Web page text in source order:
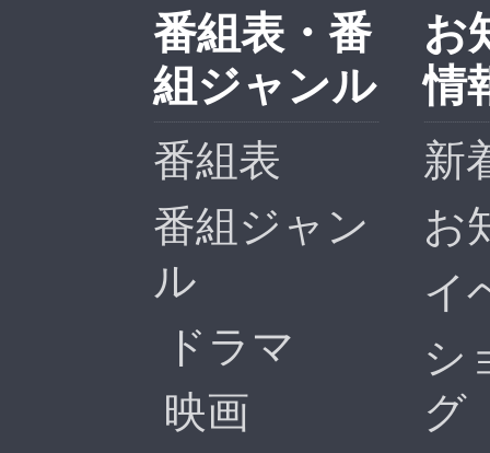
番組表・番
組ジャンル
番組表
番組ジャン
ル
ドラマ
映画
お
情
新
お
イ
シ
グ